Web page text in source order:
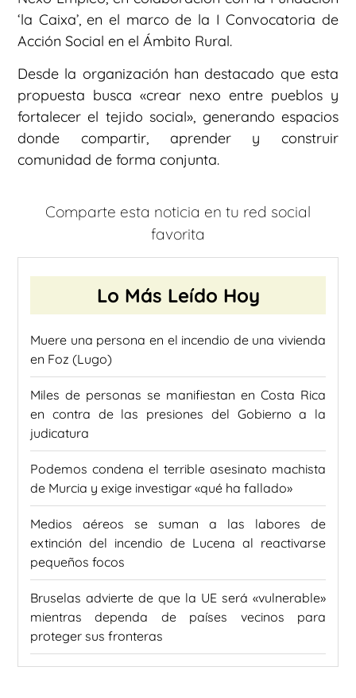
‘la Caixa’, en el marco de la I Convocatoria de
Acción Social en el Ámbito Rural.
Desde la organización han destacado que esta
propuesta busca «crear nexo entre pueblos y
fortalecer el tejido social», generando espacios
donde compartir, aprender y construir
comunidad de forma conjunta.
Comparte esta noticia en tu red social
favorita
Lo Más Leído Hoy
Muere una persona en el incendio de una vivienda
en Foz (Lugo)
Miles de personas se manifiestan en Costa Rica
en contra de las presiones del Gobierno a la
judicatura
Podemos condena el terrible asesinato machista
de Murcia y exige investigar «qué ha fallado»
Medios aéreos se suman a las labores de
extinción del incendio de Lucena al reactivarse
pequeños focos
Bruselas advierte de que la UE será «vulnerable»
mientras dependa de países vecinos para
proteger sus fronteras